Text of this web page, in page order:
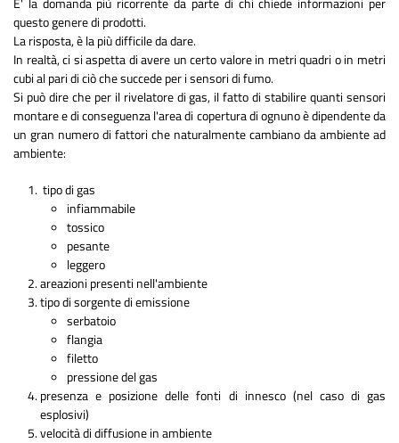
questo genere di prodotti.
La risposta, è la più difficile da dare.
In realtà, ci si aspetta di avere un certo valore in metri quadri o in metri
cubi al pari di ciò che succede per i sensori di fumo.
Si può dire che per il rivelatore di gas, il fatto di stabilire quanti sensori
montare e di conseguenza l'area di copertura di ognuno è dipendente da
un gran numero di fattori che naturalmente cambiano da ambiente ad
ambiente:
tipo di gas
infiammabile
tossico
pesante
leggero
areazioni presenti nell'ambiente
tipo di sorgente di emissione
serbatoio
flangia
filetto
pressione del gas
presenza e posizione delle fonti di innesco (nel caso di gas
esplosivi)
velocità di diffusione in ambiente